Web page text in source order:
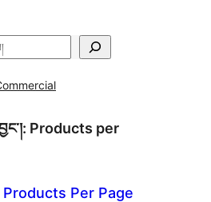
Products per
Products Per Page